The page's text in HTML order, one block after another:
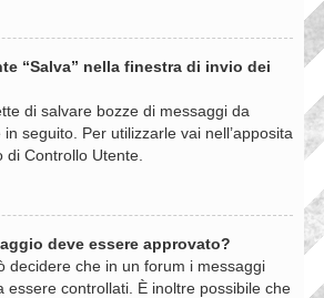
“Salva” nella finestra di invio dei
di salvare bozze di messaggi da
seguito. Per utilizzarle vai nell’apposita
di Controllo Utente.
deve essere approvato?
decidere che in un forum i messaggi
essere controllati. È inoltre possibile che